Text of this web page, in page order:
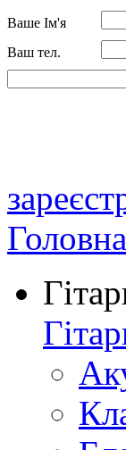
Ваше Ім'я
Ваш тел.
Головна